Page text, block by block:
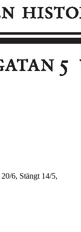
20/6, Stängt 14/5,